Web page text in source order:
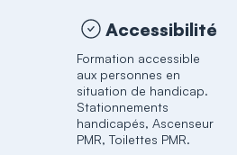
Accessibilité
Formation accessible
aux personnes en
situation de handicap.
Stationnements
handicapés, Ascenseur
PMR, Toilettes PMR.